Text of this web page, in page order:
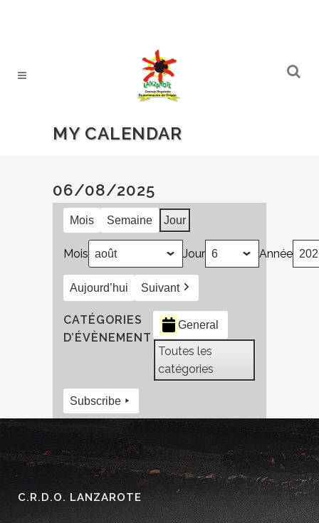
MY CALENDAR
06/08/2025
Mois Semaine Jour
Mois Jour Année
Aujourd’hui Suivant
CATÉGORIES
D’ÉVÈNEMENT
General
Toutes les
catégories
Subscribe
C.R.D.O. LANZAROTE